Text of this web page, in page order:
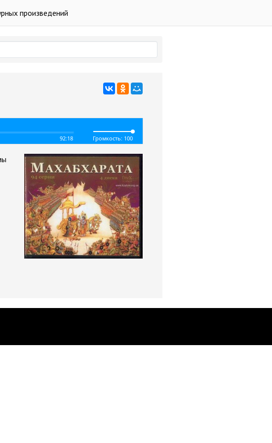
произведений
92:18 Громкость: 100